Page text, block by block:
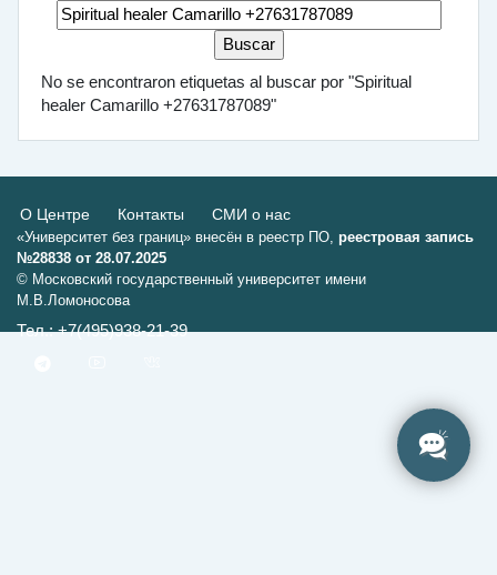
Buscar marcas
No se encontraron etiquetas al buscar por "Spiritual
healer Camarillo +27631787089"
О Центре Контакты СМИ о нас
«Университет без границ» внесён в реестр ПО, реестровая запись
№28838 от 28.07.2025
© Московский государственный университет имени
М.В.Ломоносова
Тел.: +7(495)938-21-39